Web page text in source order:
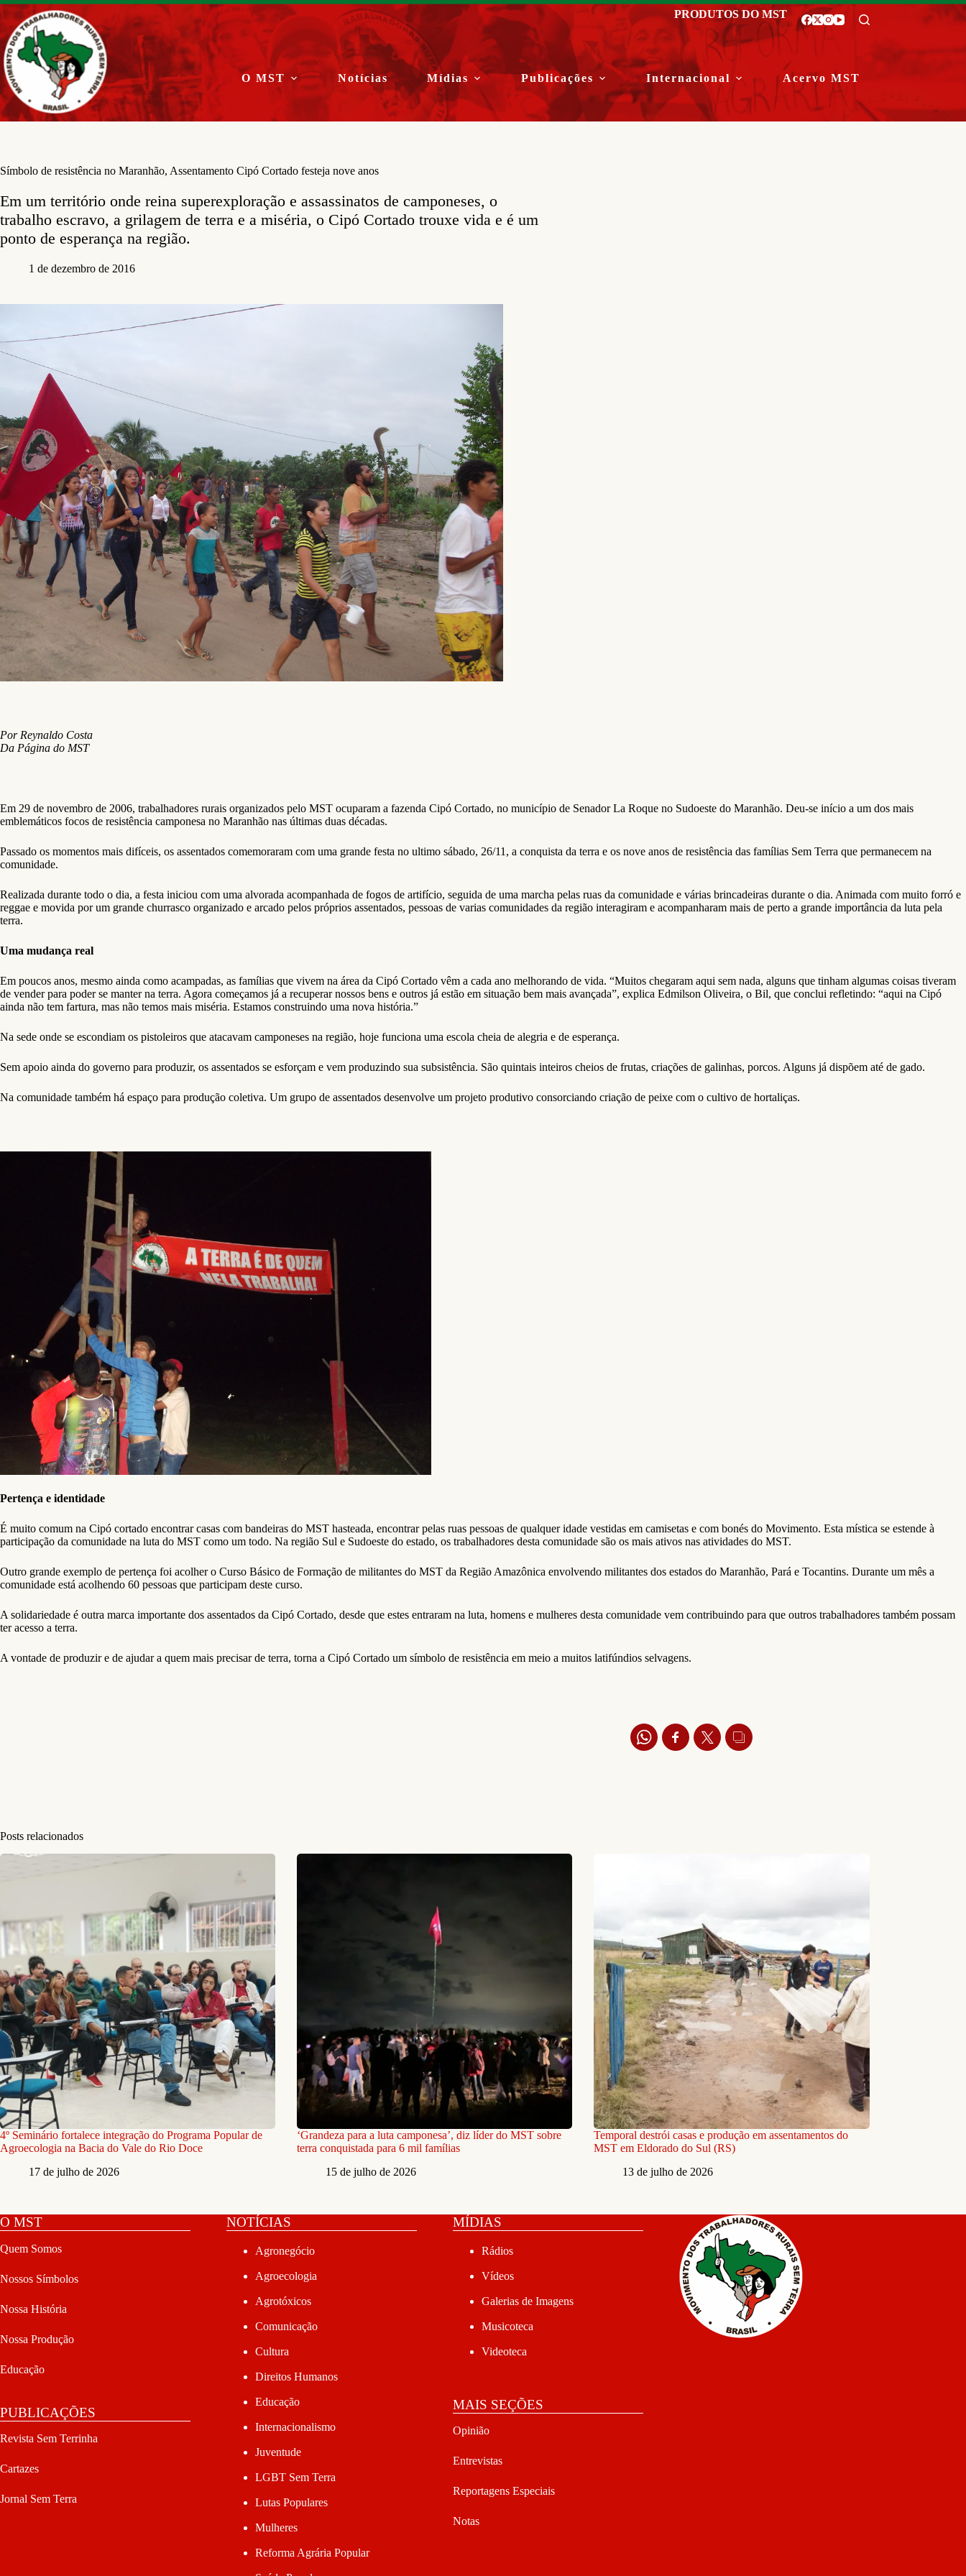
Pular
para
o
conteúdo
PRODUTOS DO MST
O MST Notícias Mídias Publicações Internacional Acervo MST
Símbolo de resistência no Maranhão, Assentamento Cipó Cortado festeja nove anos
Em um território onde reina superexploração e assassinatos de camponeses, o
trabalho escravo, a grilagem de terra e a miséria, o Cipó Cortado trouxe vida e é um
ponto de esperança na região.
1 de dezembro de 2016
Por Reynaldo Costa
Da Página do MST
Em 29 de novembro de 2006, trabalhadores rurais organizados pelo MST ocuparam a fazenda Cipó Cortado, no município de Senador La Roque no Sudoeste do Maranhão. Deu-se início a um dos mais
emblemáticos focos de resistência camponesa no Maranhão nas últimas duas décadas.
Passado os momentos mais difíceis, os assentados comemoraram com uma grande festa no ultimo sábado, 26/11, a conquista da terra e os nove anos de resistência das famílias Sem Terra que permanecem na
comunidade.
Realizada durante todo o dia, a festa iniciou com uma alvorada acompanhada de fogos de artifício, seguida de uma marcha pelas ruas da comunidade e várias brincadeiras durante o dia. Animada com muito forró e
reggae e movida por um grande churrasco organizado e arcado pelos próprios assentados, pessoas de varias comunidades da região interagiram e acompanharam mais de perto a grande importância da luta pela
terra.
Uma mudança real
Em poucos anos, mesmo ainda como acampadas, as famílias que vivem na área da Cipó Cortado vêm a cada ano melhorando de vida. “Muitos chegaram aqui sem nada, alguns que tinham algumas coisas tiveram
de vender para poder se manter na terra. Agora começamos já a recuperar nossos bens e outros já estão em situação bem mais avançada”, explica Edmilson Oliveira, o Bil, que conclui refletindo: “aqui na Cipó
ainda não tem fartura, mas não temos mais miséria. Estamos construindo uma nova história.”
Na sede onde se escondiam os pistoleiros que atacavam camponeses na região, hoje funciona uma escola cheia de alegria e de esperança.
Sem apoio ainda do governo para produzir, os assentados se esforçam e vem produzindo sua subsistência. São quintais inteiros cheios de frutas, criações de galinhas, porcos. Alguns já dispõem até de gado.
Na comunidade também há espaço para produção coletiva. Um grupo de assentados desenvolve um projeto produtivo consorciando criação de peixe com o cultivo de hortaliças.
Pertença e identidade
É muito comum na Cipó cortado encontrar casas com bandeiras do MST hasteada, encontrar pelas ruas pessoas de qualquer idade vestidas em camisetas e com bonés do Movimento. Esta mística se estende à
participação da comunidade na luta do MST como um todo. Na região Sul e Sudoeste do estado, os trabalhadores desta comunidade são os mais ativos nas atividades do MST.
Outro grande exemplo de pertença foi acolher o Curso Básico de Formação de militantes do MST da Região Amazônica envolvendo militantes dos estados do Maranhão, Pará e Tocantins. Durante um mês a
comunidade está acolhendo 60 pessoas que participam deste curso.
A solidariedade é outra marca importante dos assentados da Cipó Cortado, desde que estes entraram na luta, homens e mulheres desta comunidade vem contribuindo para que outros trabalhadores também possam
ter acesso a terra.
A vontade de produzir e de ajudar a quem mais precisar de terra, torna a Cipó Cortado um símbolo de resistência em meio a muitos latifúndios selvagens.
Posts relacionados
4º Seminário fortalece integração do Programa Popular de
Agroecologia na Bacia do Vale do Rio Doce
17 de julho de 2026
‘Grandeza para a luta camponesa’, diz líder do MST sobre
terra conquistada para 6 mil famílias
15 de julho de 2026
Temporal destrói casas e produção em assentamentos do
MST em Eldorado do Sul (RS)
13 de julho de 2026
O MST
Quem Somos
Nossos Símbolos
Nossa História
Nossa Produção
Educação
PUBLICAÇÕES
Revista Sem Terrinha
Cartazes
Jornal Sem Terra
NOTÍCIAS
Agronegócio
Agroecologia
Agrotóxicos
Comunicação
Cultura
Direitos Humanos
Educação
Internacionalismo
Juventude
LGBT Sem Terra
Lutas Populares
Mulheres
Reforma Agrária Popular
MÍDIAS
Rádios
Vídeos
Galerias de Imagens
Musicoteca
Videoteca
MAIS SEÇÕES
Opinião
Entrevistas
Reportagens Especiais
Notas